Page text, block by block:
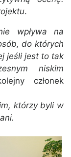
.
wpływa na
do których
jeśli jest to tak
niskim
członek
którzy byli w